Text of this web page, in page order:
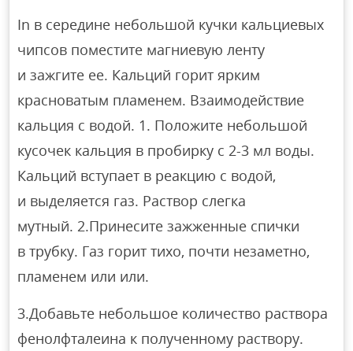
In в середине небольшой кучки кальциевых
чипсов поместите магниевую ленту
и зажгите ее. Кальций горит ярким
красноватым пламенем. Взаимодействие
кальция с водой. 1. Положите небольшой
кусочек кальция в пробирку с 2-3 мл воды.
Кальций вступает в реакцию с водой,
и выделяется газ. Раствор слегка
мутный. 2.Принесите зажженные спички
в трубку. Газ горит тихо, почти незаметно,
пламенем или или.
3.Добавьте небольшое количество раствора
фенолфталеина к полученному раствору.